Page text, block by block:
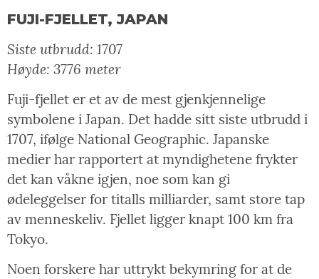
FUJI-FJELLET, JAPAN
Siste utbrudd: 1707
Høyde: 3776 meter
Fuji-fjellet er et av de mest gjenkjennelige
symbolene i Japan. Det hadde sitt siste utbrudd i
1707, ifølge National Geographic. Japanske
medier har rapportert at myndighetene frykter
det kan våkne igjen, noe som kan gi
ødeleggelser for titalls milliarder, samt store tap
av menneskeliv. Fjellet ligger knapt 100 km fra
Tokyo.
Noen forskere har uttrykt bekymring for at de